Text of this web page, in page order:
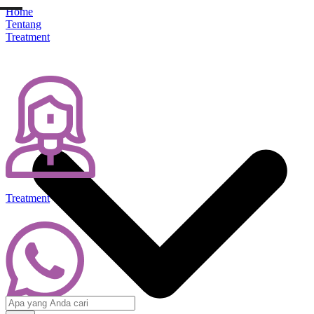
Home
Tentang
Treatment
Treatment